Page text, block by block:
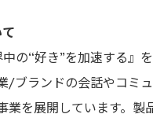
の“好き”を加速する』
/ブランドの会話やコミ
業を展開しています。製